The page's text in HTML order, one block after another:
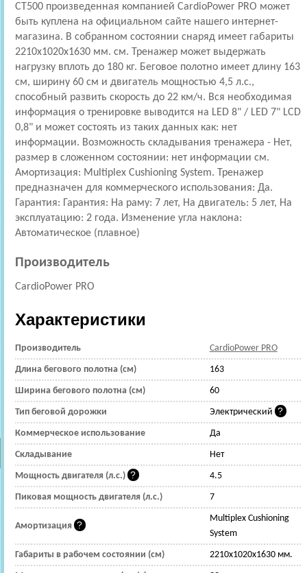
CT500 произведенная компанией CardioPower PRO может
быть куплена на официальном сайте нашего интернет-
магазина. В собранном состоянии снаряд имеет габариты
2210x1020x1630 мм. см. Тренажер может выдержать
нагрузку вплоть до 180 кг. Беговое полотно имеет длину 163
см, ширину 60 см и двигатель мощностью 4,5 л.с.,
способный развить скорость до 22 км/ч. Вся необходимая
информация о тренировке выводится на LED 8" / LED 7" LCD
0,8" и может состоять из таких данных как: нет
информации. Возможность складывания тренажера - Нет,
размер в сложенном состоянии: нет информации см.
Амортизация: Multiplex Cushioning System. Тренажер
предназначен для коммерческого использования: Да.
Гарантия: Гарантия: На раму: 7 лет, На двигатель: 5 лет, На
эксплуатацию: 2 года. Изменение угла наклона:
Автоматическое (плавное)
Производитель
CardioPower PRO
Характеристики
Производитель CardioPower PRO
Длина бегового полотна (см) 163
Ширина бегового полотна (см) 60
Тип беговой дорожки Электрический
Коммерческое использование Да
Складывание Нет
Мощность двигателя (л.с.) 4.5
Пиковая мощность двигателя (л.с.) 7
Амортизация
Multiplex Cushioning
System
Габариты в рабочем состоянии (см) 2210x1020x1630 мм.